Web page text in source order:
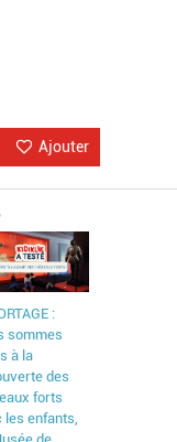
Ajouter
:
sommes
à la
des
forts
les enfants,